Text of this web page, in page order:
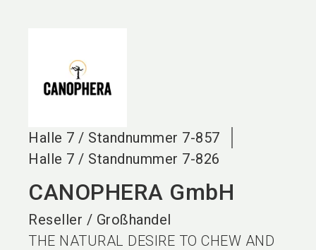
Halle 7 / Standnummer 7-857
Halle 7 / Standnummer 7-826
CANOPHERA GmbH
Reseller / Großhandel
THE NATURAL DESIRE TO CHEW AND